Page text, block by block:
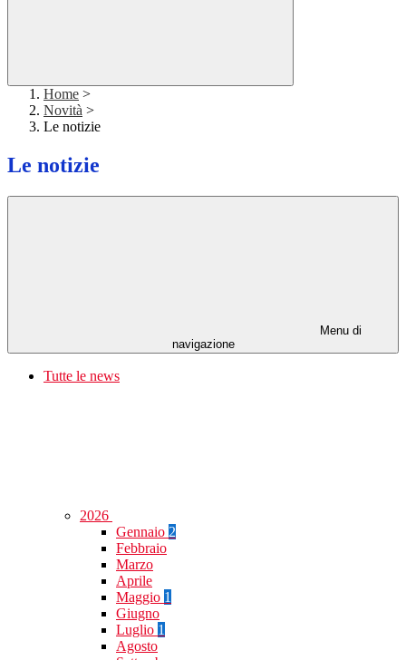
Home >
Novità >
Le notizie
Le notizie
Menu di
navigazione
Tutte le news
2026
Gennaio 2
Febbraio
Marzo
Aprile
Maggio 1
Giugno
Luglio 1
Agosto